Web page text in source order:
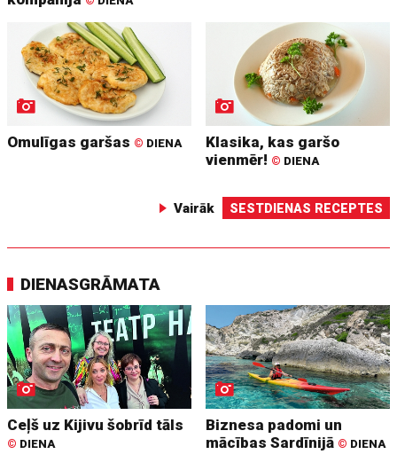
Omulīgas garšas © DIENA
Klasika, kas garšo
vienmēr! © DIENA
Vairāk SESTDIENAS RECEPTES
DIENASGRĀMATA
Ceļš uz Kijivu šobrīd tāls
© DIENA
Biznesa padomi un
mācības Sardīnijā © DIENA